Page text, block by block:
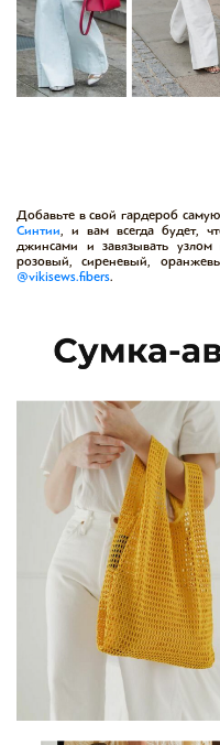
Добавьте в свой гардероб
Синтии , и вам всегда будет,
джинсами и завязывать узлом
розовый, сиреневый,
@vikisews.fibers.